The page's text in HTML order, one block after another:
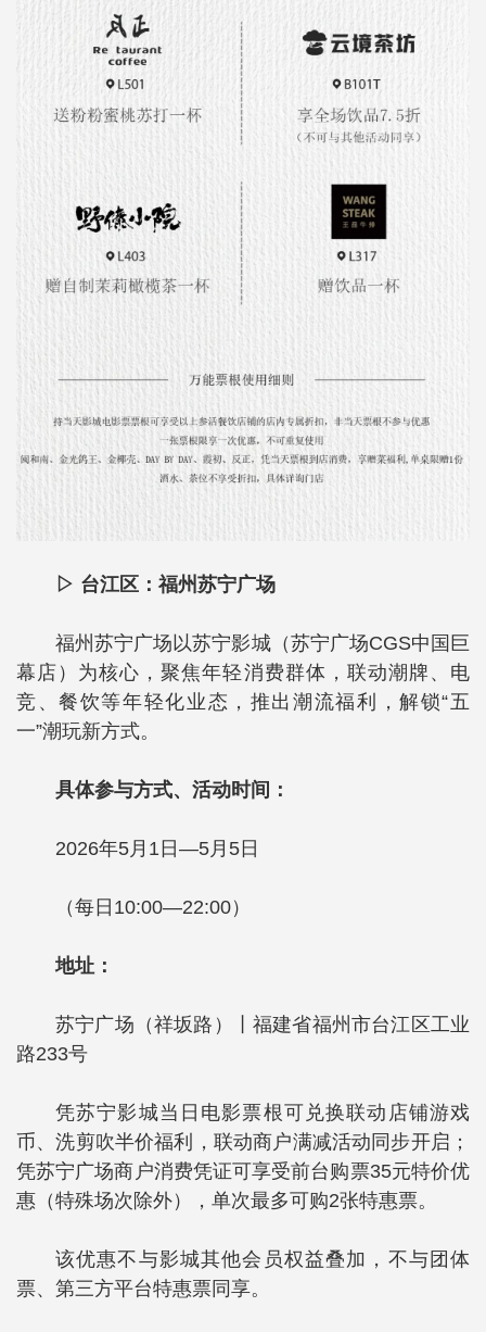
▷ 台江区：福州苏宁广场
福州苏宁广场以苏宁影城（苏宁广场CGS中国巨
幕店）为核心，聚焦年轻消费群体，联动潮牌、电
竞、餐饮等年轻化业态，推出潮流福利，解锁“五
一”潮玩新方式。
具体参与方式、活动时间：
2026年5月1日—5月5日
（每日10:00—22:00）
地址：
苏宁广场（祥坂路）丨福建省福州市台江区工业
路233号
凭苏宁影城当日电影票根可兑换联动店铺游戏
币、洗剪吹半价福利，联动商户满减活动同步开启；
凭苏宁广场商户消费凭证可享受前台购票35元特价优
惠（特殊场次除外），单次最多可购2张特惠票。
该优惠不与影城其他会员权益叠加，不与团体
票、第三方平台特惠票同享。